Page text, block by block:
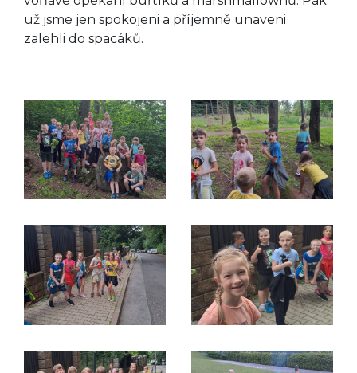
už jsme jen spokojeni a příjemně unaveni
zalehli do spacáků.